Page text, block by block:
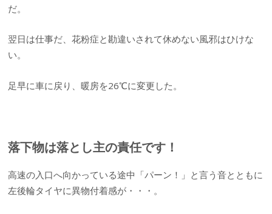
だ。
翌日は仕事だ、花粉症と勘違いされて休めない風邪はひけな
い。
足早に車に戻り、暖房を26℃に変更した。
落下物は落とし主の責任です！
高速の入口へ向かっている途中「パーン！」と言う音とともに
左後輪タイヤに異物付着感が・・・。